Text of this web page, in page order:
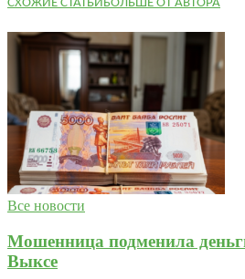
СХОЖИЕ СТАТЬИБОЛЬШЕ ОТ АВТОРА
Все новости
Мошенница подменила
Выксе